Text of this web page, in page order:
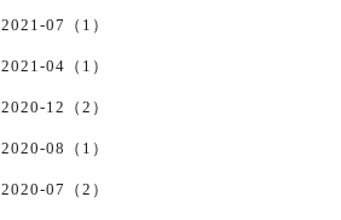
2021-07（1）
2021-04（1）
2020-12（2）
2020-08（1）
2020-07（2）